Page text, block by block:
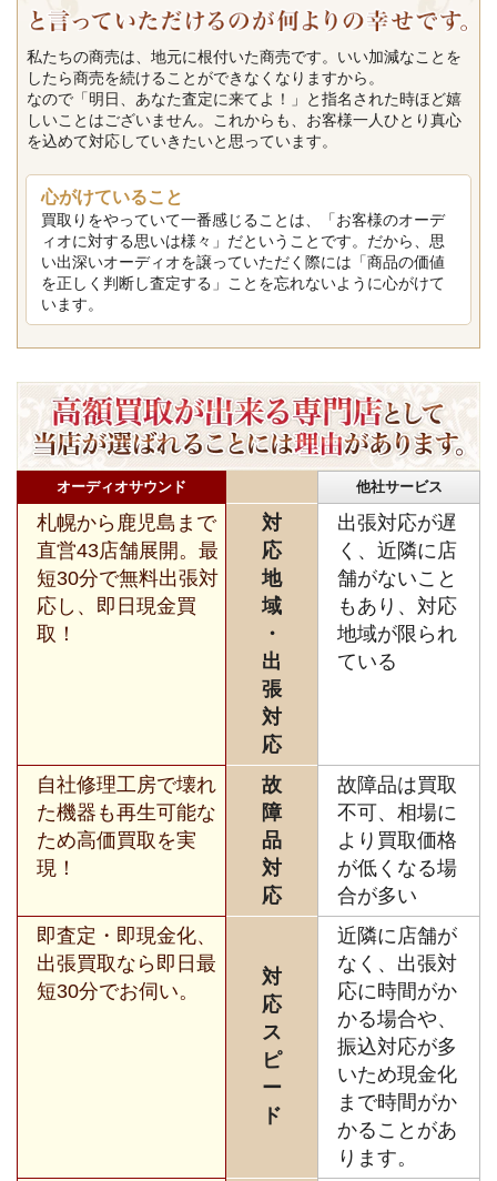
私たちの商売は、地元に根付いた商売です。いい加減なことを
したら商売を続けることができなくなりますから。
なので「明日、あなた査定に来てよ！」と指名された時ほど嬉
しいことはございません。これからも、お客様一人ひとり真心
を込めて対応していきたいと思っています。
心がけていること
買取りをやっていて一番感じることは、「お客様のオーデ
ィオに対する思いは様々」だということです。だから、思
い出深いオーディオを譲っていただく際には「商品の価値
を正しく判断し査定する」ことを忘れないように心がけて
います。
オーディオサウンド 他社サービス
札幌から鹿児島まで
直営43店舗展開。最
短30分で無料出張対
応し、即日現金買
取！
対
応
地
域
・
出
張
対
応
出張対応が遅
く、近隣に店
舗がないこと
もあり、対応
地域が限られ
ている
自社修理工房で壊れ
た機器も再生可能な
ため高価買取を実
現！
故
障
品
対
応
故障品は買取
不可、相場に
より買取価格
が低くなる場
合が多い
即査定・即現金化、
出張買取なら即日最
短30分でお伺い。
対
応
ス
ピ
ー
ド
近隣に店舗が
なく、出張対
応に時間がか
かる場合や、
振込対応が多
いため現金化
まで時間がか
かることがあ
ります。